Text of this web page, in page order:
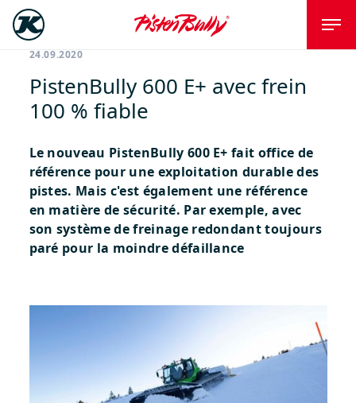
24.09.2020
PistenBully 600 E+ avec frein
100 % fiable
Le nouveau PistenBully 600 E+ fait office de
référence pour une exploitation durable des
pistes. Mais c'est également une référence
en matière de sécurité. Par exemple, avec
son système de freinage redondant toujours
paré pour la moindre défaillance